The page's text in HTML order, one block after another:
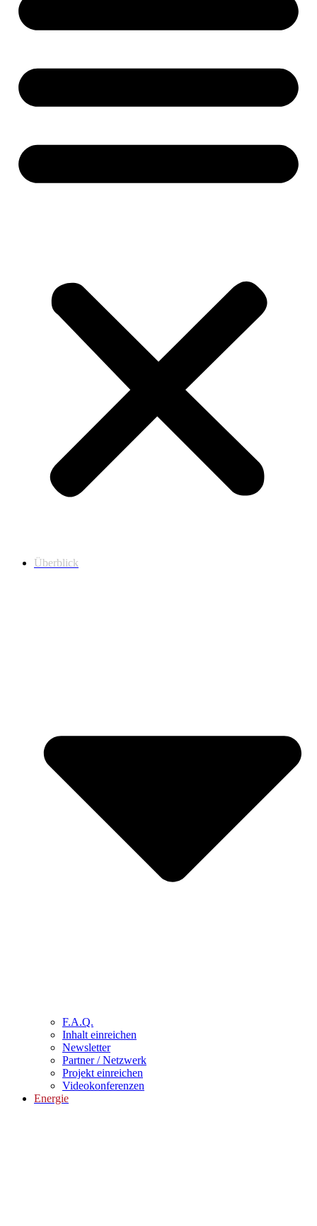
Überblick
F.A.Q.
Inhalt einreichen
Newsletter
Partner / Netzwerk
Projekt einreichen
Videokonferenzen
Energie